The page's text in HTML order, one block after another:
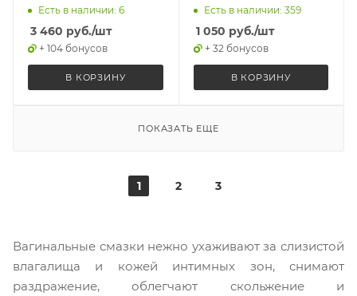
Есть в наличии: 6
3 460 руб./шт
+ 104 бонусов
В КОРЗИНУ
125 мл
Есть в наличии: 359
1 050 руб./шт
+ 32 бонусов
В КОРЗИНУ
ПОКАЗАТЬ ЕЩЕ
1 2 3
Вагинальные смазки нежно ухаживают за слизистой
влагалища и кожей интимных зон, снимают
раздражение, облегчают скольжение и